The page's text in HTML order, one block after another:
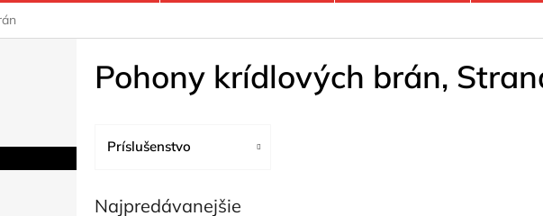
Pohony krídlových brán,
Príslušenstvo
Najpredávanejšie